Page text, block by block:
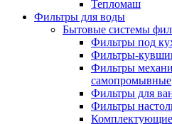
Тепломаш
Фильтры для воды
Бытовые системы
Фильтры под
Фильтры-
Фильтры
самопромывные
Фильтры для
Фильтры